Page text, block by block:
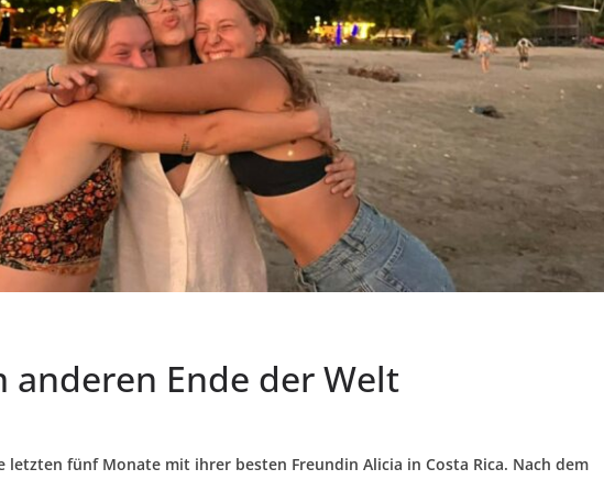
anderen Ende der Welt
letzten fünf Monate mit ihrer besten Freundin Alicia in Costa Rica. Nach dem